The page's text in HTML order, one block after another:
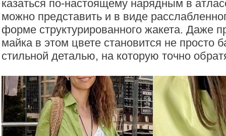
казаться по-настоящему нарядным в
можно представить и в виде
форме структурированного жакета. Даже
майка в этом цвете становится не просто
стильной деталью, на которую точно